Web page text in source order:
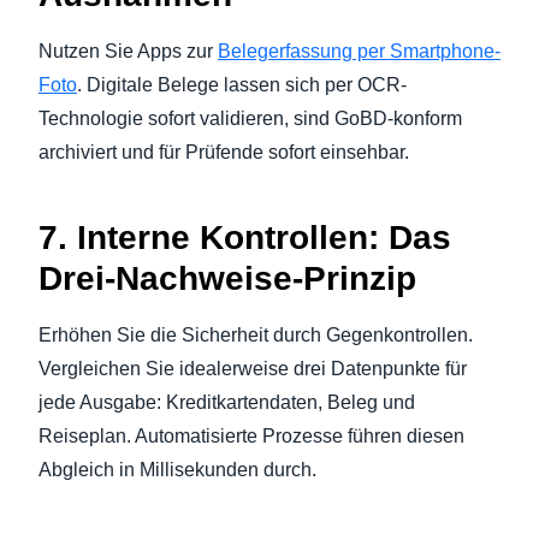
Nutzen Sie Apps zur Belegerfassung per Smartphone-
Foto. Digitale Belege lassen sich per OCR-
Technologie sofort validieren, sind GoBD-konform
archiviert und für Prüfende sofort einsehbar.
7. Interne Kontrollen: Das
Drei-Nachweise-Prinzip
Erhöhen Sie die Sicherheit durch Gegenkontrollen.
Vergleichen Sie idealerweise drei Datenpunkte für
jede Ausgabe: Kreditkartendaten, Beleg und
Reiseplan. Automatisierte Prozesse führen diesen
Abgleich in Millisekunden durch.